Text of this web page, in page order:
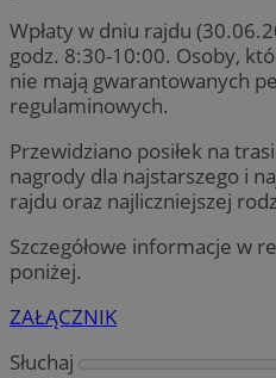
Wpłaty w dniu rajdu
godz. 8:30-10:00. Osoby,
nie mają gwarantowanych
regulaminowych.
Przewidziano posiłek na
nagrody dla najstarszego i
rajdu oraz najliczniejszej
Szczegółowe informacje w
poniżej.
ZAŁĄCZNIK
Słuchaj